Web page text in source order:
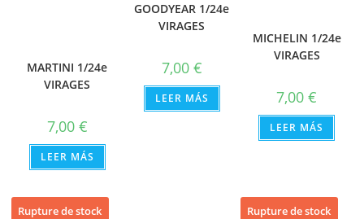
MARTINI 1/24e
VIRAGES
7,00 €
LEER MÁS
GOODYEAR 1/24e
VIRAGES
7,00 €
LEER MÁS
MICHELIN 1/24e
VIRAGES
7,00€
LEER MÁS
Rupture de stock Rupture de stock